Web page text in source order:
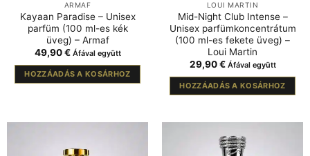
ARMAF
Kayaan Paradise – Unisex
parfüm (100 ml-es kék
üveg) – Armaf
49,90€ Áfával együtt
HOZZÁADÁS A KOSÁRHOZ
LOUI MARTIN
Mid-Night Club Intense –
Unisex parfümkoncentrátum
(100 ml-es fekete üveg) –
Loui Martin
29,90€ Áfával együtt
HOZZÁADÁS A KOSÁRHOZ